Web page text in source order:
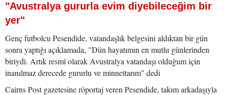
"Avustralya gururla evim diyebileceğim bir
yer"
Genç futbolcu Pesendide, vatandaşlık belgesini aldıktan bir gün
sonra yaptığı açıklamada, "Dün hayatımın en mutlu günlerinden
biriydi. Artık resmî olarak Avustralya vatandaşı olduğum için
inanılmaz derecede gururlu ve minnettarım" dedi
Cairns Post gazetesine röportaj veren Pesendide, takım arkadaşıyla